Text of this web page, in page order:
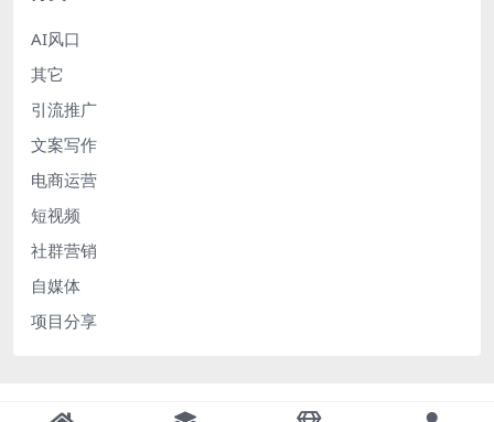
AI风口
其它
引流推广
文案写作
电商运营
短视频
社群营销
自媒体
项目分享